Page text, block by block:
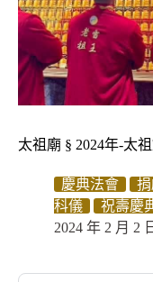
太祖廟 § 2024年-太
慶典法會
科儀
祝壽慶
2024 年 2 月 2